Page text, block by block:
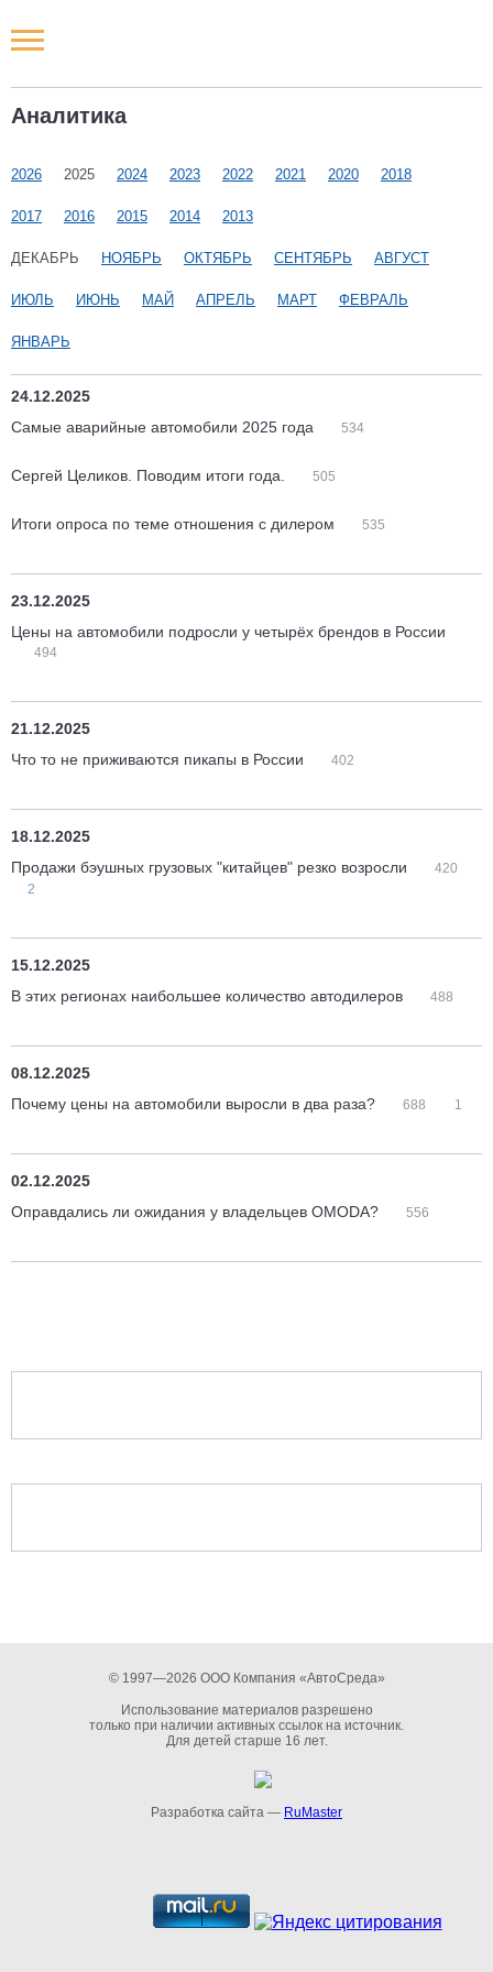
Аналитика
2026 2025 2024 2023 2022 2021 2020 2018
2017 2016 2015 2014 2013
ДЕКАБРЬ НОЯБРЬ ОКТЯБРЬ СЕНТЯБРЬ АВГУСТ
ИЮЛЬ ИЮНЬ МАЙ АПРЕЛЬ МАРТ ФЕВРАЛЬ
ЯНВАРЬ
24.12.2025
Самые аварийные автомобили 2025 года
534
Сергей Целиков. Поводим итоги года. 505
Итоги опроса по теме отношения с дилером 535
23.12.2025
Цены на автомобили подросли у четырёх брендов в России
494
21.12.2025
Что то не приживаются пикапы в России
402
18.12.2025
Продажи бэушных грузовых "китайцев" резко возросли
420
2
15.12.2025
В этих регионах наибольшее количество автодилеров
488
08.12.2025
Почему цены на автомобили выросли в два раза?
688 1
02.12.2025
Оправдались ли ожидания у владельцев OMODA?
556
© 1997—2026 ООО Компания «АвтоСреда»
Использование материалов разрешено
только при наличии активных ссылок на источник.
Для детей старше 16 лет.
Разработка сайта — RuMaster
Новости РФ
Наши мероприятия
Статьи